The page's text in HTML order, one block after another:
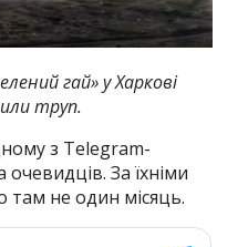
гай» у Харкові
труп.
з Telegram-
очевидців.За їхніми
там не один місяць.